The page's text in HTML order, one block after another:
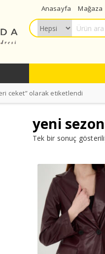
Anasayfa Mağaza
ceket” olarak etiketlendi
yeni
Tek bir sonuç